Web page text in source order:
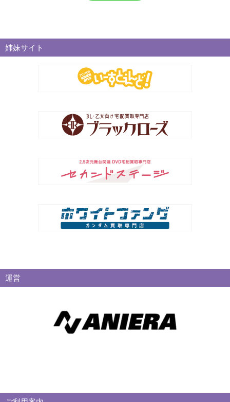
姉妹サイト
運営